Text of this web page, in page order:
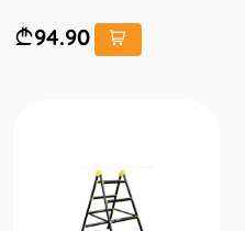
94.90